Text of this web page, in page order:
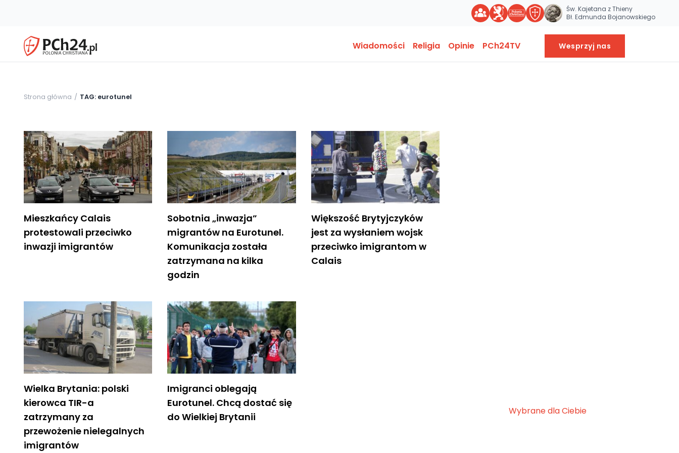
Św. Kajetana z Thieny
Bł. Edmunda Bojanowskiego
Wiadomości Religia Opinie PCh24TV Wesprzyj nas
Strona główna TAG: eurotunel
Mieszkańcy Calais
protestowali przeciwko
inwazji imigrantów
Sobotnia „inwazja”
migrantów na Eurotunel.
Komunikacja została
zatrzymana na kilka
godzin
Większość Brytyjczyków
jest za wysłaniem wojsk
przeciwko imigrantom w
Calais
Wielka Brytania: polski
kierowca TIR-a
zatrzymany za
przewożenie nielegalnych
imigrantów
Imigranci oblegają
Eurotunel. Chcą dostać się
do Wielkiej Brytanii
Wybrane dla Ciebie